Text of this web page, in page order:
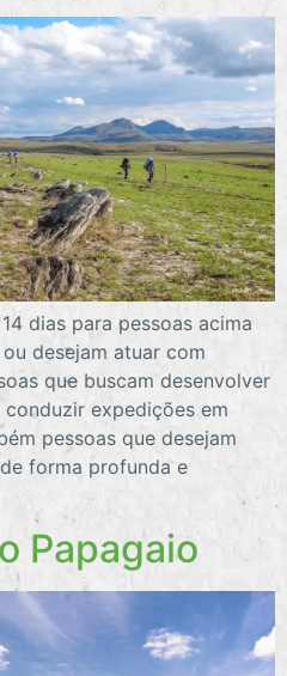
dias para pessoas acima
desejam atuar com
que buscam desenvolver
expedições em
pessoas que desejam
forma profunda e
Papagaio